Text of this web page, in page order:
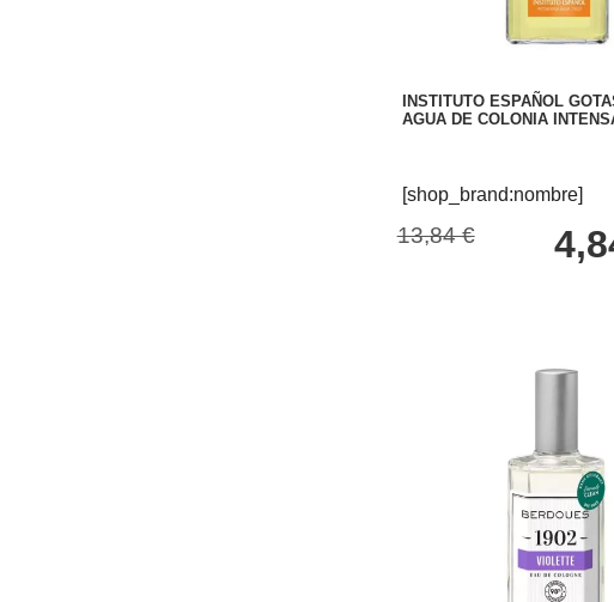
INSTITUTO ESPAÑOL
AGUA DE COLONIA
[shop_brand:nombre]
13,84 €